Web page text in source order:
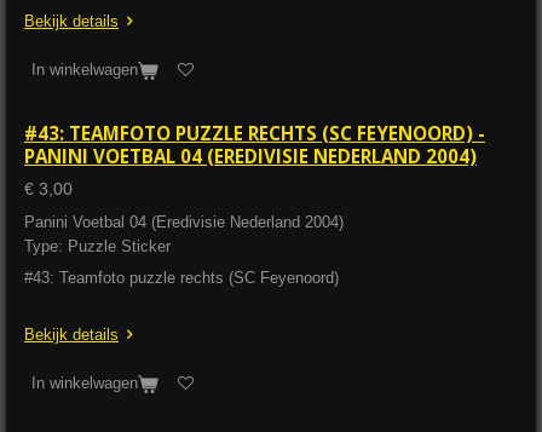
Bekijk details
In winkelwagen
#43: TEAMFOTO PUZZLE RECHTS (SC FEYENOORD) -
PANINI VOETBAL 04 (EREDIVISIE NEDERLAND 2004)
€ 3,00
Panini Voetbal 04 (Eredivisie Nederland 2004)
Type: Puzzle Sticker
#43: Teamfoto puzzle rechts (SC Feyenoord)
Bekijk details
In winkelwagen